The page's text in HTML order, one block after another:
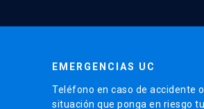
EMERGENCIAS UC
Teléfono en caso de accidente o
situación que ponga en riesgo